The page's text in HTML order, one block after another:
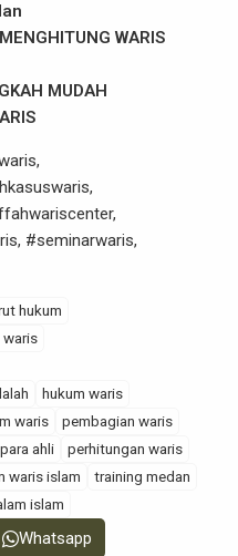
WARIS
MUDAH
#seminarwaris,
hukum
waris
hukum waris
waris
pembagian waris
ahli
perhitungan waris
waris islam
training medan
islam
Whatsapp